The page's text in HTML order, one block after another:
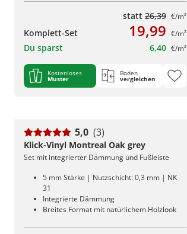
statt 26,39 €/m²
Komplett-Set 19,99 €/m²
Du sparst 6,40 €/m²
Kostenloses
Muster
Boden
vergleichen
5,0 (3)
Klick-Vinyl Montreal Oak grey
Set mit integrierter Dämmung und Fußleiste
5 mm Stärke | Nutzschicht: 0,3 mm | NK
31
Integrierte Dämmung
Breites Format mit natürlichem Holzlook